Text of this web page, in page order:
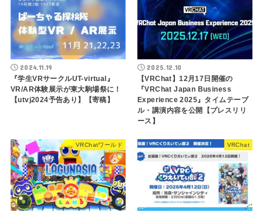
2024.11.19
『学生VRサークルUT-virtual』
VR/AR体験展示が東大駒場祭に！
【utvj2024予告あり】【寄稿】
2025.12.10
【VRChat】12月17日開催の
『VRChat Japan Business
Experience 2025』タイムテーブ
ル・講演内容を公開【プレスリリ
ース】
VRChatワールド VRChat